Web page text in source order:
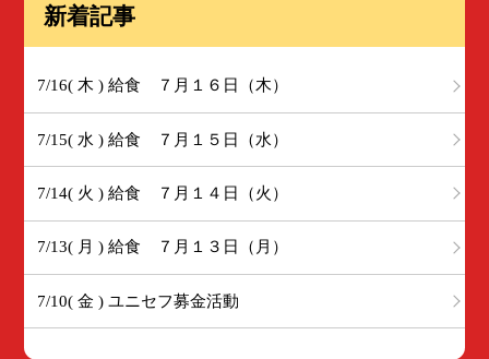
新着記事
7/16( 木 ) 給食 ７月１６日（木）
7/15( 水 ) 給食 ７月１５日（水）
7/14( 火 ) 給食 ７月１４日（火）
7/13( 月 ) 給食 ７月１３日（月）
7/10( 金 ) ユニセフ募金活動